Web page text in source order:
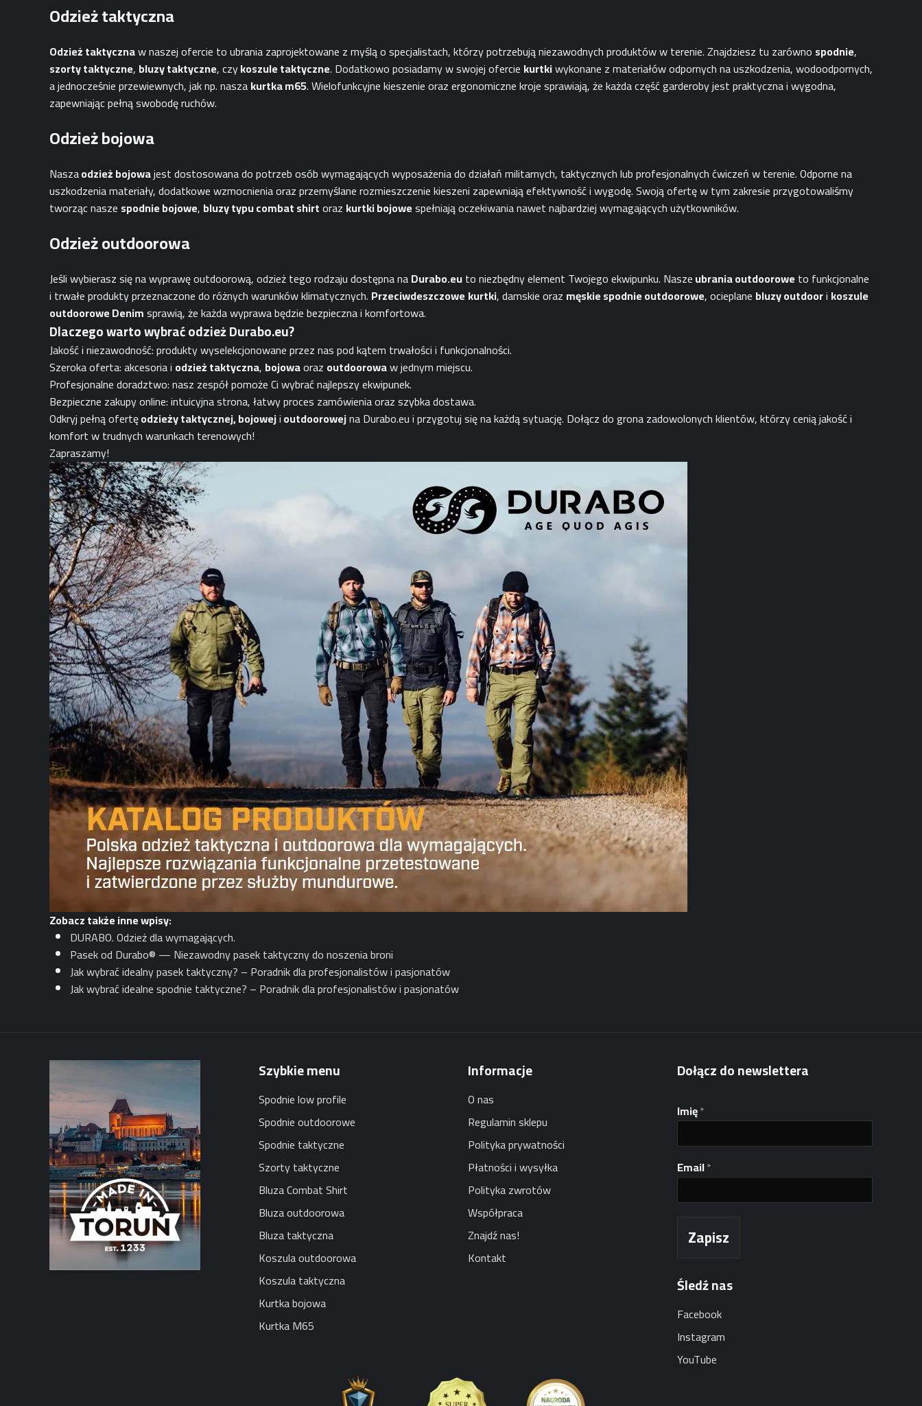
Odzież taktyczna
Odzież taktycznaw naszej ofercie to ubrania zaprojektowane z myślą o specjalistach, którzy potrzebują niezawodnych produktów w terenie. Znajdziesz tu zarówno spodnie,
szorty taktyczne, bluzy taktyczne, czykoszule taktyczne. Dodatkowo posiadamy w swojej ofercie kurtkiwykonane z materiałów odpornych na uszkodzenia, wodoodpornych,
a jednocześnie przewiewnych, jak np. naszakurtka m65. Wielofunkcyjne kieszenie oraz ergonomiczne kroje sprawiają, że każda część garderoby jest praktyczna i wygodna,
zapewniając pełną swobodę ruchów.
Odzież bojowa
Naszaodzież bojowajest dostosowana do potrzeb osób wymagających wyposażenia do działań militarnych, taktycznych lub profesjonalnych ćwiczeń w terenie. Odporne na
uszkodzenia materiały, dodatkowe wzmocnienia oraz przemyślane rozmieszczenie kieszeni zapewniają efektywność i wygodę. Swoją ofertę w tym zakresie przygotowaliśmy
tworząc nasze spodnie bojowe, bluzy typu combat shirtoraz kurtki bojowespełniają oczekiwania nawet najbardziej wymagających użytkowników.
Odzież outdoorowa
Jeśli wybierasz się na wyprawę outdoorową, odzież tego rodzaju dostępna naDurabo.euto niezbędny element Twojego ekwipunku. Naszeubrania outdooroweto funkcjonalne
i trwałe produkty przeznaczone do różnych warunków klimatycznych. Przeciwdeszczowekurtki, damskie oraz męskie spodnie outdoorowe, ocieplane bluzy outdoori koszule
outdoorowe Denimsprawią, że każda wyprawa będzie bezpieczna i komfortowa.
Dlaczego warto wybrać odzież Durabo.eu?
Jakość i niezawodność: produkty wyselekcjonowane przez nas pod kątem trwałości i funkcjonalności.
Szeroka oferta: akcesoria i odzież taktyczna, bojowaoraz outdoorowaw jednym miejscu.
Profesjonalne doradztwo: nasz zespół pomoże Ci wybrać najlepszy ekwipunek.
Bezpieczne zakupy online: intuicyjna strona, łatwy proces zamówienia oraz szybka dostawa.
Odkryj pełną ofertęodzieży taktycznej, bojowejioutdoorowejna Durabo.eu i przygotuj się na każdą sytuację. Dołącz do grona zadowolonych klientów, którzy cenią jakość i
komfort w trudnych warunkach terenowych!
Zapraszamy!
Zobacz także inne wpisy:
DURABO. Odzież dla wymagających.
Pasek od Durabo® — Niezawodny pasek taktyczny do noszenia broni
Jak wybrać idealny pasek taktyczny? – Poradnik dla profesjonalistów i pasjonatów
Jak wybrać idealne spodnie taktyczne? – Poradnik dla profesjonalistów i pasjonatów
Szybkie menu
Spodnie low profile
Spodnie outdoorowe
Spodnie taktyczne
Szorty taktyczne
Bluza Combat Shirt
Bluza outdoorowa
Bluza taktyczna
Koszula outdoorowa
Koszula taktyczna
Kurtka bojowa
Kurtka M65
Informacje
O nas
Regulamin sklepu
Polityka prywatności
Płatności i wysyłka
Polityka zwrotów
Współpraca
Znajdź nas!
Kontakt
Dołącz do newslettera
Imię*
*
I
i
Email*
Zapisz
Śledź nas
Facebook
Instagram
YouTube